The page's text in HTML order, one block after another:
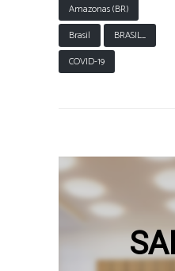
Amazonas (BR)
Brasil
BRASIL_
COVID-19